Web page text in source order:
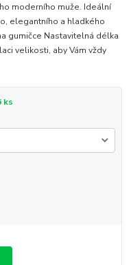
moderního muže. Ideální
elegantního a hladkého
gumičce Nastavitelná délka
velikosti, aby Vám vždy
ks